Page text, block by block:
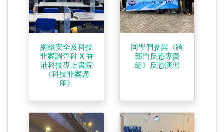
網絡安全及科技
罪案調查科 X 香
港科技專上書院
《科技罪案講
座》
同學們参與《跨
部門反恐專責
組》反恐演習